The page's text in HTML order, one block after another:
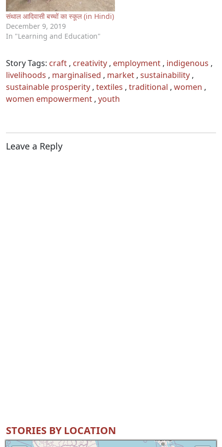
संथाल आदिवासी बच्चों का स्कूल (in Hindi)
December 9, 2019
In "Learning and Education"
Story Tags: craft , creativity , employment , indigenous ,
livelihoods , marginalised , market , sustainability ,
sustainable prosperity , textiles , traditional , women ,
women empowerment , youth
Leave a Reply
STORIES BY LOCATION